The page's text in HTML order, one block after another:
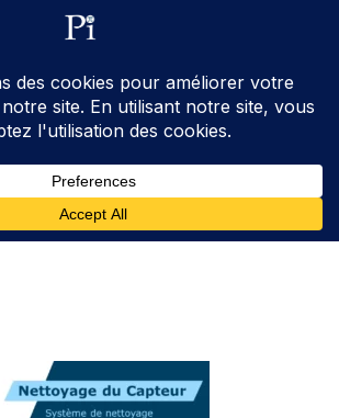
ventes@processinstruments.fr